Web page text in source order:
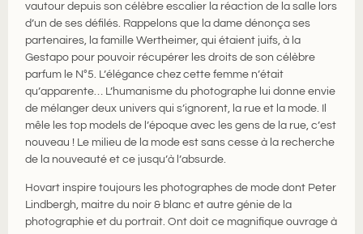
vautour depuis son célèbre escalier la réaction de la salle lors
d’un de ses défilés. Rappelons que la dame dénonça ses
partenaires, la famille Wertheimer, qui étaient juifs, à la
Gestapo pour pouvoir récupérer les droits de son célèbre
parfum le N°5. L’élégance chez cette femme n’était
qu’apparente… L’humanisme du photographe lui donne envie
de mélanger deux univers qui s’ignorent, la rue et la mode. Il
mêle les top models de l’époque avec les gens de la rue, c’est
nouveau ! Le milieu de la mode est sans cesse à la recherche
de la nouveauté et ce jusqu’à l’absurde.
Hovart inspire toujours les photographes de mode dont Peter
Lindbergh, maitre du noir & blanc et autre génie de la
photographie et du portrait. Ont doit ce magnifique ouvrage à